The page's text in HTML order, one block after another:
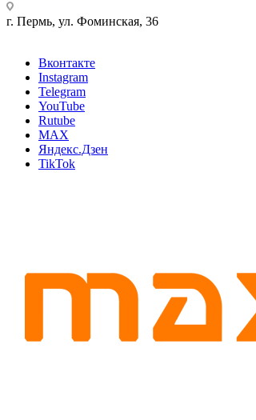
г. Пермь, ул. Фоминская, 36
Вконтакте
Instagram
Telegram
YouTube
Rutube
MAX
Яндекс.Дзен
TikTok